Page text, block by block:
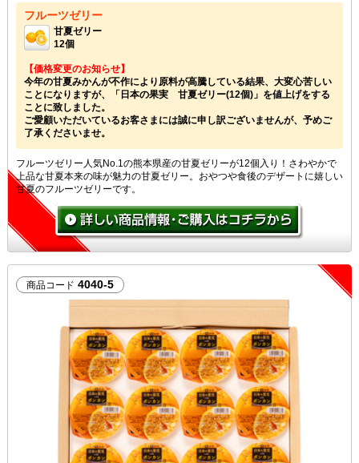
フルーツゼリー
甘夏ゼリー
12個
【価格変更のお知らせ】
今年の甘夏みかんが不作により原料が高騰している結果、大変心苦しい
ことになりますが、「日本の果実 甘夏ゼリー(12個)」を値上げをする
ことに致しました。
ご愛顧いただいているお客さまには誠に申し訳ございませんが、予めご
了承くださいませ。
フルーツゼリー人気No.1の熊本県産の甘夏ゼリーが12個入り！さわやかで
上品な甘夏本来の味が魅力の甘夏ゼリー。おやつや食後のデザートに嬉しい
甘夏のフルーツゼリーです。
商品コード 4040-5